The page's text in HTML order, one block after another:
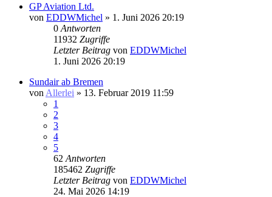
GP Aviation Ltd.
von EDDWMichel » 1. Juni 2026 20:19
0 Antworten
11932 Zugriffe
Letzter Beitrag von EDDWMichel
1. Juni 2026 20:19
Sundair ab Bremen
von Allerlei » 13. Februar 2019 11:59
1
2
3
4
5
62 Antworten
185462 Zugriffe
Letzter Beitrag von EDDWMichel
24. Mai 2026 14:19